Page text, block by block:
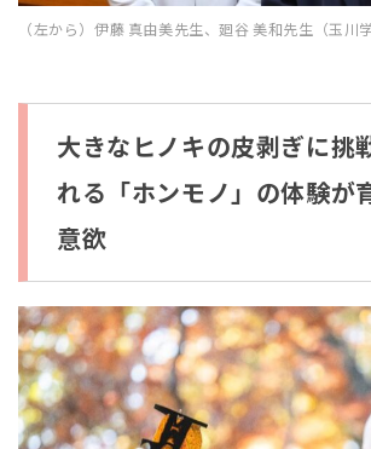
（左から）伊藤 真由美先生、廻谷 美和先生（玉川
大きなヒノキの皮剥ぎに挑
れる「ホンモノ」の体験が
意欲